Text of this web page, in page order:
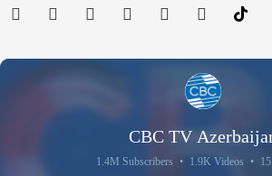
CBC TV
1.4M Subscribers • 1.9K Videos •